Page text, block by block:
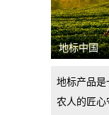
汽
同，
小
好
退
地标中国
地标产品是
农人的匠心